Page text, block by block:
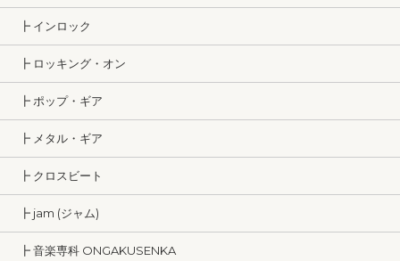
┣ インロック
┣ ロッキング・オン
┣ ポップ・ギア
┣ メタル・ギア
┣ クロスビート
┣ jam (ジャム)
┣ 音楽専科 ONGAKUSENKA